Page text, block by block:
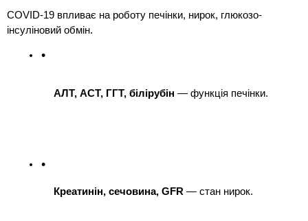
COVID-19 впливає на роботу печінки, нирок, глюкозо-
інсуліновий обмін.
АЛТ, АСТ, ГГТ, білірубін — функція печінки.
Креатинін, сечовина, GFR — стан нирок.